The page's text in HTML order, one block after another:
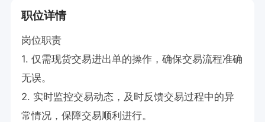
职位详情
岗位职责
1. 仅需现货交易进出单的操作，确保交易流程准确
无误。
2. 实时监控交易动态，及时反馈交易过程中的异
常情况，保障交易顺利进行。